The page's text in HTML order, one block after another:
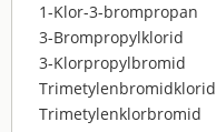
1-Klor-3-brompropan
3-Brompropylklorid
3-Klorpropylbromid
Trimetylenbromidklorid
Trimetylenklorbromid